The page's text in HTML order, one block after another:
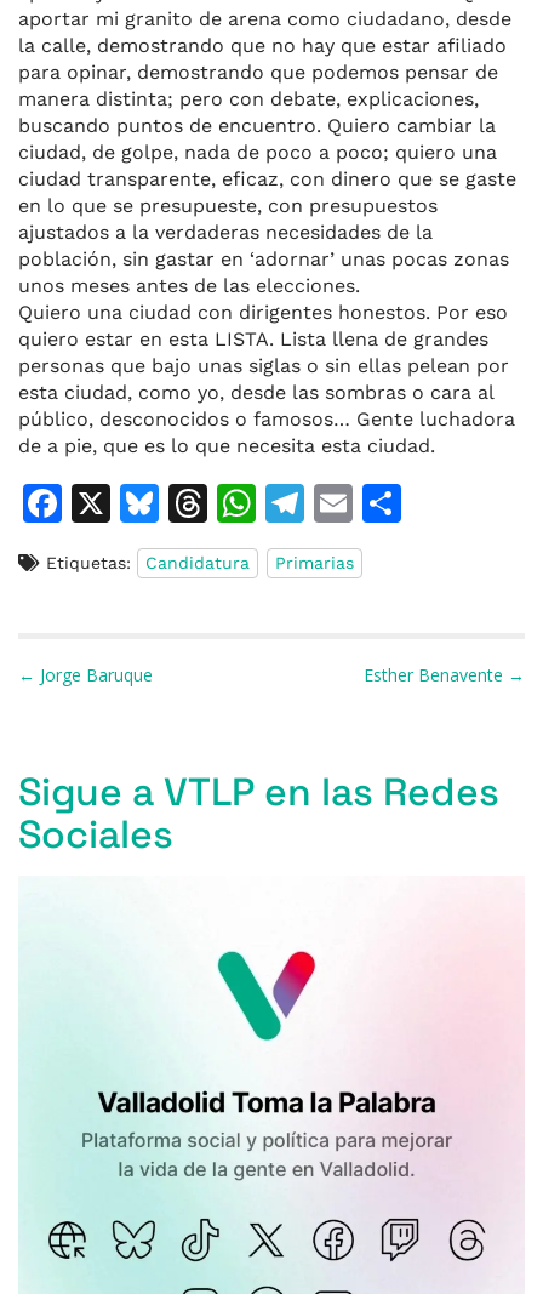
aportar mi granito de arena como ciudadano, desde
la calle, demostrando que no hay que estar afiliado
para opinar, demostrando que podemos pensar de
manera distinta; pero con debate, explicaciones,
buscando puntos de encuentro. Quiero cambiar la
ciudad, de golpe, nada de poco a poco; quiero una
ciudad transparente, eficaz, con dinero que se gaste
en lo que se presupueste, con presupuestos
ajustados a la verdaderas necesidades de la
población, sin gastar en ‘adornar’ unas pocas zonas
unos meses antes de las elecciones.
Quiero una ciudad con dirigentes honestos. Por eso
quiero estar en esta LISTA. Lista llena de grandes
personas que bajo unas siglas o sin ellas pelean por
esta ciudad, como yo, desde las sombras o cara al
público, desconocidos o famosos… Gente luchadora
de a pie, que es lo que necesita esta ciudad.
F
c
o
k
X
Bl
u
e
T
h
re
W
h
at
T
el
e
E
m
ai
ar
ti
Etiquetas: Candidatura Primarias
Navegación de entradas
← Jorge Baruque Esther Benavente →
Sigue a VTLP en las Redes
Sociales